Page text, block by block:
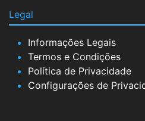
Legal
Informações Legais
Termos e Condições
Política de Privacidade
Configurações de